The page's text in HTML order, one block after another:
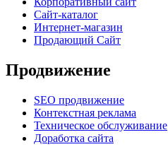
Сайт-каталог
Интернет-магазин
Продающий Сайт
Продвижение
SEO продвижение
Контекстная реклама
Техническое обслуживание
Доработка сайта